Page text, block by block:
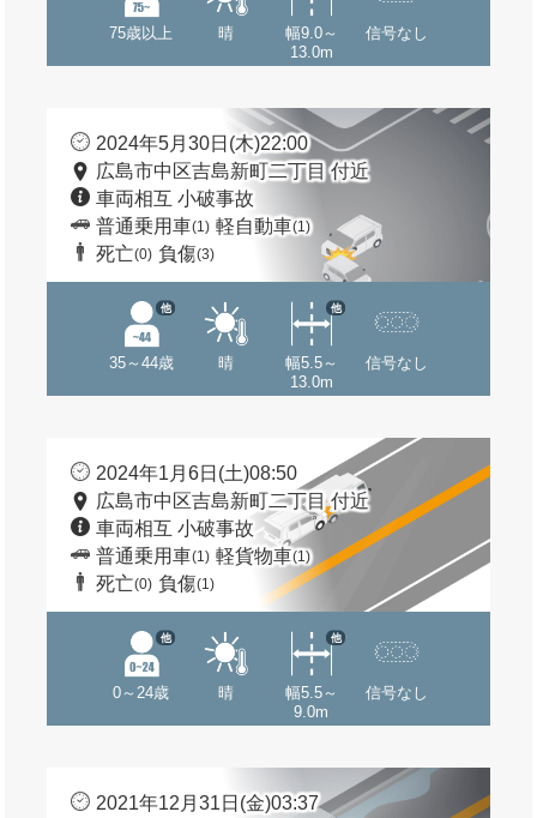
75歳以上 晴
幅9.0～
13.0m
信号なし
2024年5月30日(木)22:00
広島市中区吉島新町二丁目 付近
車両相互 小破事故
普通乗用車(1) 軽自動車(1)
死亡(0) 負傷(3)
35～44歳
他
晴
幅5.5～
13.0m
他
信号なし
2024年1月6日(土)08:50
広島市中区吉島新町二丁目 付近
車両相互 小破事故
普通乗用車(1) 軽貨物車(1)
死亡(0) 負傷(1)
0～24歳
他
晴
幅5.5～
9.0m
他
信号なし
2021年12月31日(金)03:37